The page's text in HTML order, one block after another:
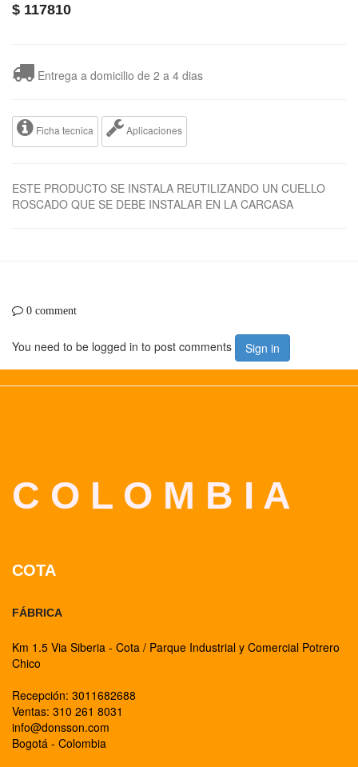
$ 117810
Entrega a domicilio de 2 a 4 dias
Ficha tecnica Aplicaciones
ESTE PRODUCTO SE INSTALA REUTILIZANDO UN CUELLO
ROSCADO QUE SE DEBE INSTALAR EN LA CARCASA
0 comment
You need to be logged in to post comments Sign in
C O L O M B I A
COTA
FÁBRICA
Km 1.5 Via Siberia - Cota / Parque Industrial y Comercial Potrero
Chico
Recepción: 3011682688
Ventas: 310 261 8031
info@donsson.com
Bogotá - Colombia